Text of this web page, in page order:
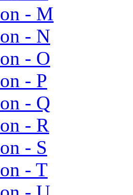
- M
- N
- O
- P
- Q
- R
- S
- T